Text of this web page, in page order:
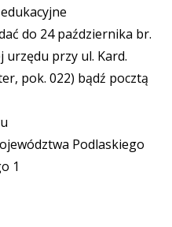
do 24 października br.
urzędu przy ul. Kard.
pok. 022) bądź pocztą
Podlaskiego
1